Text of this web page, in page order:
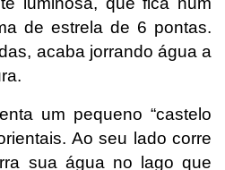
de estrela de 6 pontas.
acaba jorrando água a
um pequeno “castelo
Ao seu lado corre
sua água no lago que